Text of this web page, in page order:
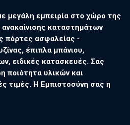
μεγάλη εμπειρία στο χώρο της
ανακαίνισης καταστημάτων
πόρτες ασφαλείας -
έπιπλα μπάνιου,
ειδικές κατασκευές. Σας
ποιότητα υλικών και
τιμές. Η Εμπιστοσύνη σας η